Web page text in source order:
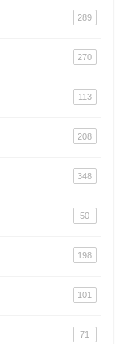
289
270
113
208
348
50
198
101
71